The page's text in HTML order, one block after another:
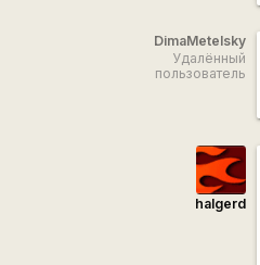
DimaMetelsky
Удалённый
пользователь
halgerd